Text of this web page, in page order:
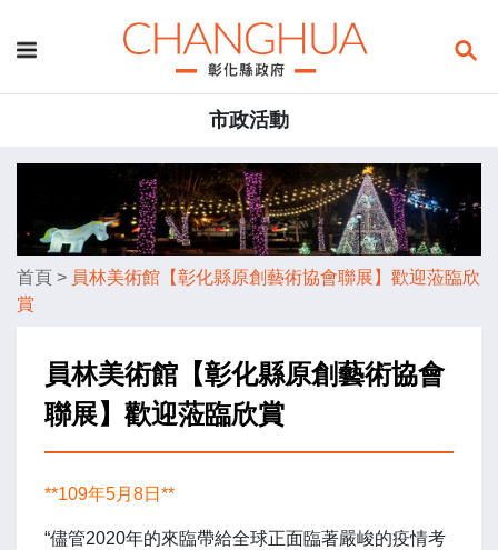
市政活動
首頁 > 員林美術館【彰化縣原創藝術協會聯展】歡迎蒞臨欣
賞
員林美術館【彰化縣原創藝術協會
聯展】歡迎蒞臨欣賞
**109年5月8日**
“儘管2020年的來臨帶給全球正面臨著嚴峻的疫情考